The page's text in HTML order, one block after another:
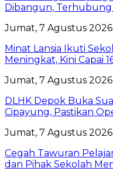
Dibangun, Terhubung
Jumat, 7 Agustus 2026
Minat Lansia Ikuti
Meningkat, Kini Capai
Jumat, 7 Agustus 2026
DLHK Depok Buka
Cipayung, Pastikan
Jumat, 7 Agustus 2026
Cegah Tawuran
dan Pihak Sekolah